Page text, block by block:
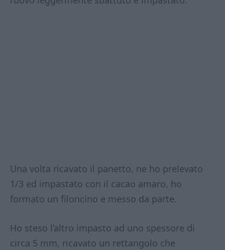
Una volta ricavato il panetto, ne ho prelevato
1/3 ed impastato con il cacao amaro, ho
formato un filoncino e messo da parte.
Ho steso l’altro impasto ad uno spessore di
circa 5 mm, ricavato un rettangolo che